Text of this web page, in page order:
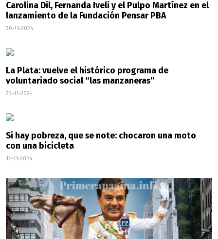
Carolina Dil, Fernanda Iveli y el Pulpo Martínez en el
lanzamiento de la Fundación Pensar PBA
30-11-2024
La Plata: vuelve el histórico programa de
voluntariado social “las manzaneras”
23-11-2024
Si hay pobreza, que se note: chocaron una moto
con una bicicleta
12-11-2024